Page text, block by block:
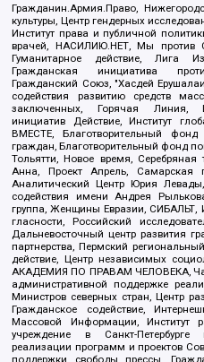
Гражданин.Армия.Право,
культуры, Центр гендерных
Институт права и публичной
врачей, НАСИЛИЮ.НЕТ, Мы против
Гуманитарное действие, Лига
Гражданская инициатива
Гражданский Союз, "Хасдей
содействия развитию средств
заключенных, Горячая Линия,
инициатив Действие, Институт
ВМЕСТЕ, Благотворительный
граждан, Благотворительный фонд
Тольятти, Новое время, Серебряная
Анна, Проект Апрель, Самарская
Аналитический Центр Юрия
содействия имени Андрея
группа, Женщины Евразии, СИБАЛЬТ,
гласности, Российский
Дальневосточный центр развития
партнерства, Пермский
действие, Центр независимых
АКАДЕМИЯ ПО ПРАВАМ ЧЕЛОВЕКА,
административной поддержке
Министров северных стран, Центр
Гражданское содействие,
Массовой Информации, Институт
учреждение в Санкт-
реализации программ и проектов
поддержки свободы прессы,